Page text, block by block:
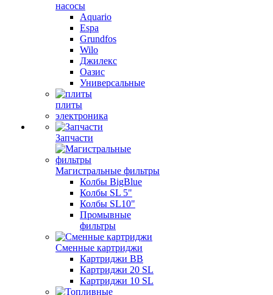
насосы
Aquario
Espa
Grundfos
Wilo
Джилекс
Оазис
Универсальные
плиты
электроника
Запчасти
Магистральные фильтры
Колбы BigBlue
Колбы SL 5"
Колбы SL10"
Промывные
фильтры
Сменные картриджи
Картриджи BB
Картриджи 20 SL
Картриджи 10 SL